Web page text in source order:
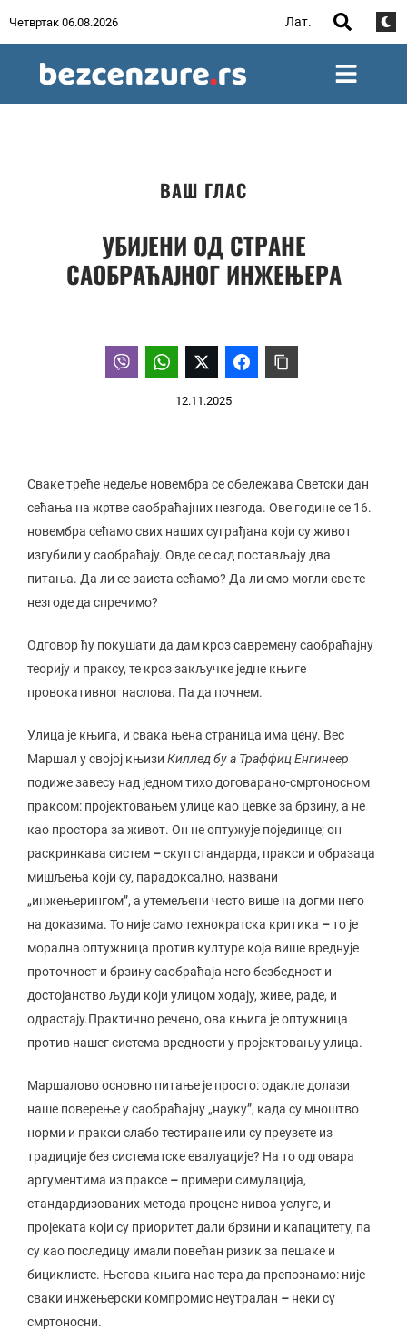
Четвртак 06.08.2026 Лат.
ВАШ ГЛАС
УБИЈЕНИ ОД СТРАНЕ
САОБРАЋАЈНОГ ИНЖЕЊЕРА
12.11.2025
Сваке треће недеље новембра се обележава Светски дан
сећања на жртве саобраћајних незгода. Ове године се 16.
новембра сећамо свих наших суграђана који су живот
изгубили у саобраћају. Овде се сад постављају два
питања. Да ли се заиста сећамо? Да ли смо могли све те
незгоде да спречимо?
Одговор ћу покушати да дам кроз савремену саобраћајну
теорију и праксу, те кроз закључке једне књиге
провокативног наслова. Па да почнем.
Улица је књига, и свака њена страница има цену. Вес
Маршал у својој књизи Киллед бy а Траффиц Енгинеер
подиже завесу над једном тихо договарано-смртоносном
праксом: пројектовањем улице као цевке за брзину, а не
као простора за живот. Он не оптужује појединце; он
раскринкава систем –скуп стандарда, пракси и образаца
мишљења који су, парадоксално, названи
„инжењерингом”, а утемељени често више на догми него
на доказима. То није само технократска критика –то је
морална оптужница против културе која више вреднује
проточност и брзину саобраћаја него безбедност и
достојанство људи који улицом ходају, живе, раде, и
одрастају.Практично речено, ова књига је оптужница
против нашег система вредности у пројектовању улица.
Маршалово основно питање је просто: одакле долази
наше поверење у саобраћајну „науку”, када су мноштво
норми и пракси слабо тестиране или су преузете из
традиције без систематске евалуације? На то одговара
аргументима из праксе – примери симулација,
стандардизованих метода процене нивоа услуге, и
пројеката који су приоритет дали брзини и капацитету, па
су као последицу имали повећан ризик за пешаке и
бициклисте. Његова књига нас тера да препознамо: није
сваки инжењерски компромис неутралан – неки су
смртоносни.